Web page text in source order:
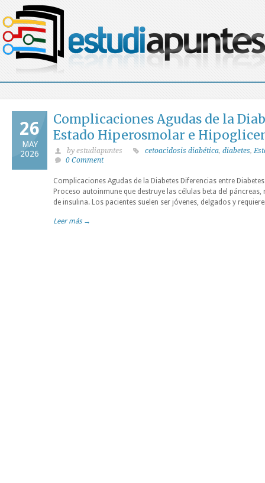
26
MAY
2026
Complicaciones Agudas de la
Estado Hiperosmolar e
by estudiapuntes cetoacidosis diabética, diabetes,
0 Comment
Complicaciones Agudas de la Diabetes Diferencias entre
Proceso autoinmune que destruye las células beta del
de insulina. Los pacientes suelen ser jóvenes, delgados y
Leer más →